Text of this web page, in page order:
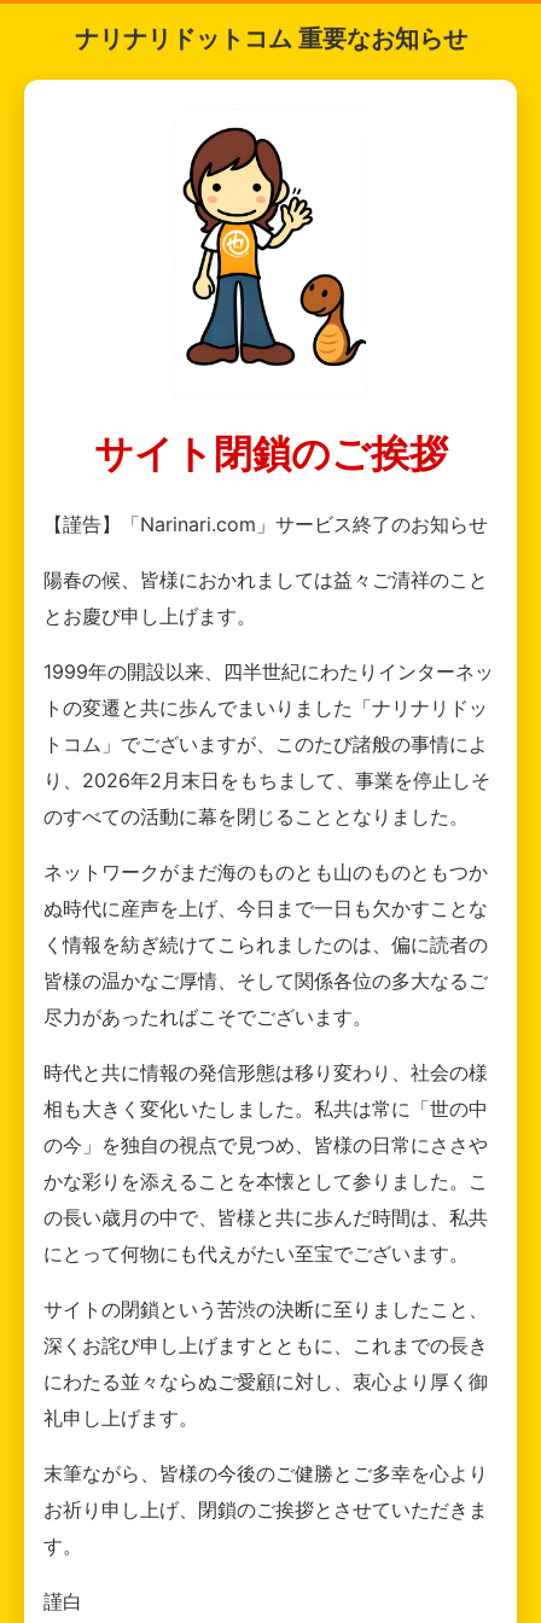
ナリナリドットコム 重要なお知らせ
サイト閉鎖のご挨拶
【謹告】「Narinari.com」サービス終了のお知らせ
陽春の候、皆様におかれましては益々ご清祥のこと
とお慶び申し上げます。
1999年の開設以来、四半世紀にわたりインターネッ
トの変遷と共に歩んでまいりました「ナリナリドッ
トコム」でございますが、このたび諸般の事情によ
り、2026年2月末日をもちまして、事業を停止しそ
のすべての活動に幕を閉じることとなりました。
ネットワークがまだ海のものとも山のものともつか
ぬ時代に産声を上げ、今日まで一日も欠かすことな
く情報を紡ぎ続けてこられましたのは、偏に読者の
皆様の温かなご厚情、そして関係各位の多大なるご
尽力があったればこそでございます。
時代と共に情報の発信形態は移り変わり、社会の様
相も大きく変化いたしました。私共は常に「世の中
の今」を独自の視点で見つめ、皆様の日常にささや
かな彩りを添えることを本懐として参りました。こ
の長い歳月の中で、皆様と共に歩んだ時間は、私共
にとって何物にも代えがたい至宝でございます。
サイトの閉鎖という苦渋の決断に至りましたこと、
深くお詫び申し上げますとともに、これまでの長き
にわたる並々ならぬご愛顧に対し、衷心より厚く御
礼申し上げます。
末筆ながら、皆様の今後のご健勝とご多幸を心より
お祈り申し上げ、閉鎖のご挨拶とさせていただきま
す。
謹白